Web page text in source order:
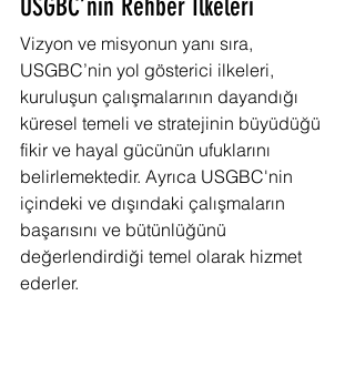
USGBC’nin Rehber İlkeleri
Vizyon ve misyonun yanı sıra,
USGBC’nin yol gösterici ilkeleri,
kuruluşun çalışmalarının dayandığı
küresel temeli ve stratejinin büyüdüğü
fikir ve hayal gücünün ufuklarını
belirlemektedir. Ayrıca USGBC'nin
içindeki ve dışındaki çalışmaların
başarısını ve bütünlüğünü
değerlendirdiği temel olarak hizmet
ederler.